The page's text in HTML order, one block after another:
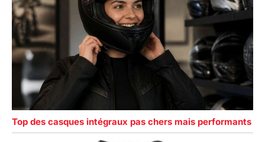
Top des casques intégraux pas chers mais performants